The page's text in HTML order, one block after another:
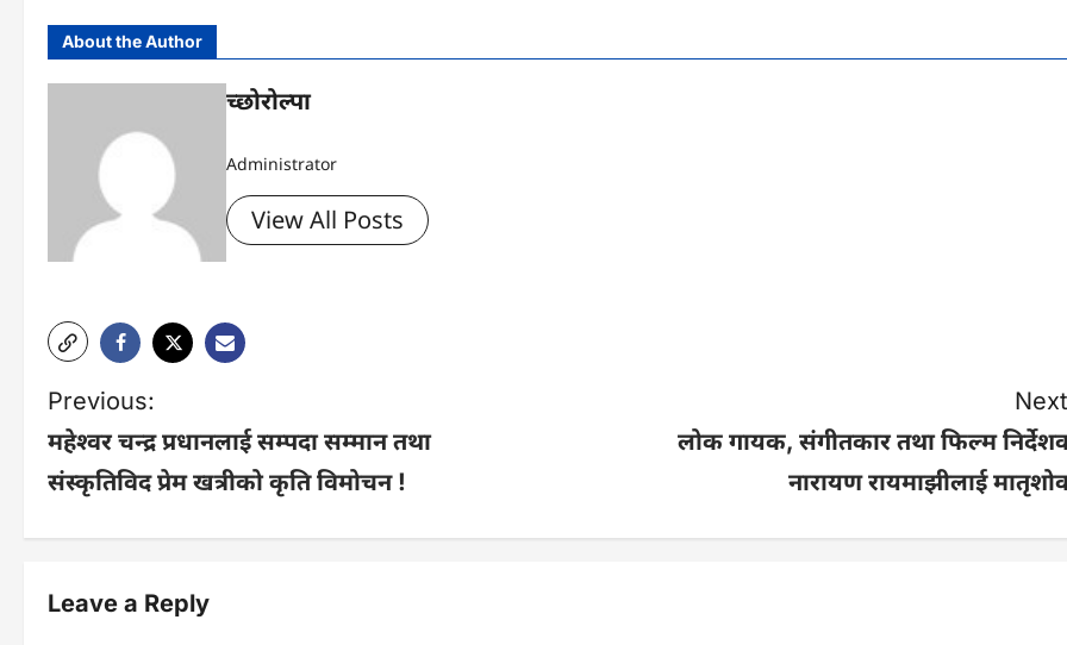
About the Author
च्छोरोल्पा
Administrator
View All Posts
P
o
n
Previous:
महेश्वर चन्द्र प्रधानलाई सम्पदा सम्मान तथा
संस्कृतिविद प्रेम खत्रीको कृति विमोचन !
लोक गायक, संगीतकार तथा फिल्म
नारायण रायमाझीलाई
Leave a Reply